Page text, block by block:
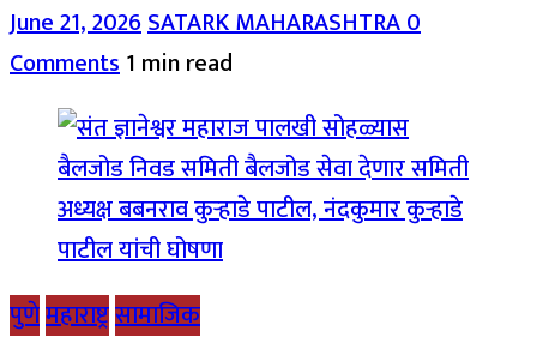
June 21, 2026SATARK MAHARASHTRA0
Comments1 min read
पुणेमहाराष्ट्रसामाजिक